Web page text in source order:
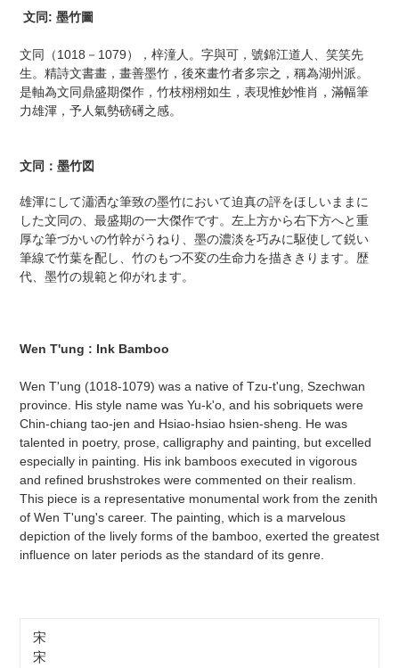
ー
ト
に
商
品
を
追
す
る
文同: 墨竹圖
文同（1018－1079），梓潼人。字與可，號錦江道人、笑笑先
生。精詩文書畫，畫善墨竹，後來畫竹者多宗之，稱為湖州派。
是軸為文同鼎盛期傑作，竹枝栩栩如生，表現惟妙惟肖，滿幅筆
力雄渾，予人氣勢磅礡之感。
文同：墨竹図
雄渾にして瀟洒な筆致の墨竹において迫真の評をほしいままに
した文同の、最盛期の一大傑作です。左上方から右下方へと重
厚な筆づかいの竹幹がうねり、墨の濃淡を巧みに駆使して鋭い
筆線で竹葉を配し、竹のもつ不変の生命力を描ききります。歴
代、墨竹の規範と仰がれます。
Wen T'ung : Ink Bamboo
Wen T'ung (1018-1079) was a native of Tzu-t'ung, Szechwan
province. His style name was Yu-k'o, and his sobriquets were
Chin-chiang tao-jen and Hsiao-hsiao hsien-sheng. He was
talented in poetry, prose, calligraphy and painting, but excelled
especially in painting. His ink bamboos executed in vigorous
and refined brushstrokes were commented on their realism.
This piece is a representative monumental work from the zenith
of Wen T'ung's career. The painting, which is a marvelous
depiction of the lively forms of the bamboo, exerted the greatest
influence on later periods as the standard of its genre.
宋
宋